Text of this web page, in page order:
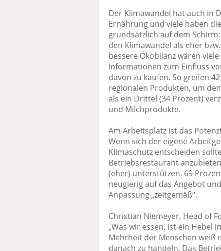
Der Klimawandel hat auch in
Ernährung und viele haben
grundsätzlich auf dem
den Klimawandel als eher
bessere Ökobilanz wären
Informationen zum Einfluss
davon zu kaufen. So greifen
regionalen Produkten, um
als ein Drittel (34 Prozent)
und Milchprodukte.
Am Arbeitsplatz ist das
Wenn sich der eigene
Klimaschutz entscheiden
Betriebsrestaurant
(eher) unterstützen. 69
neugierig auf das Angebot
Anpassung „zeitgemäß“.
Christian Niemeyer, Head of
„Was wir essen, ist ein Hebel
Mehrheit der Menschen weiß
danach zu handeln. Das